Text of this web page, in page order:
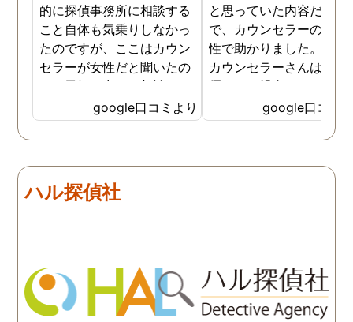
的に探偵事務所に相談する
こと自体も気乗りしなかっ
たのですが、ここはカウン
セラーが女性だと聞いたの
で、勇気を出して相談して
みることにしました。感極
まって泣いてしまったり、
感情が表に出すぎてしまう
ださったので安心して悩み
を話せました。他はどうか
た私のケアをしっかりして
くださったおかげで、今は
元気に過ごせています。
google口コミより
と思っていた内容だった
で、カウンセラーの方が
性で助かりました。MR
カウンセラーさんはすご
優しくて親身になって話
聞いてくれるので思わず
を流して話してしまいま
た。それほど自分がずっ
した、調査料金は決して
も東京駅前相談室にお願
して良かったと思ってい
す。
google口コミ
ハル探偵社